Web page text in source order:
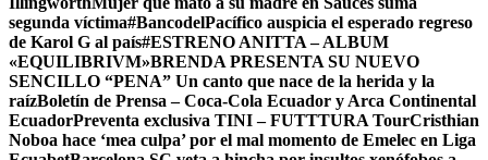
segunda víctima#BancodelPacífico auspicia el esperado regreso
de Karol G al país#ESTRENO ANITTA – ALBUM
«EQUILIBRIVM»BRENDA PRESENTA SU NUEVO
SENCILLO “PENA” Un canto que nace de la herida y la
raízBoletín de Prensa – Coca-Cola Ecuador y Arca Continental
EcuadorPreventa exclusiva TINI – FUTTTURA TourCristhian
Noboa hace ‘mea culpa’ por el mal momento de Emelec en Liga